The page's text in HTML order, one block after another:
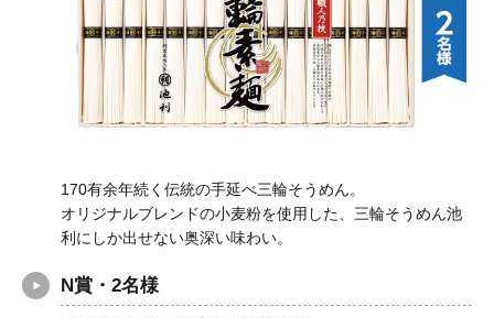
170有余年続く伝統の手延べ三輪そうめん。
オリジナルブレンドの小麦粉を使用した、三輪そうめん池
利にしか出せない奥深い味わい。
N賞・2名様